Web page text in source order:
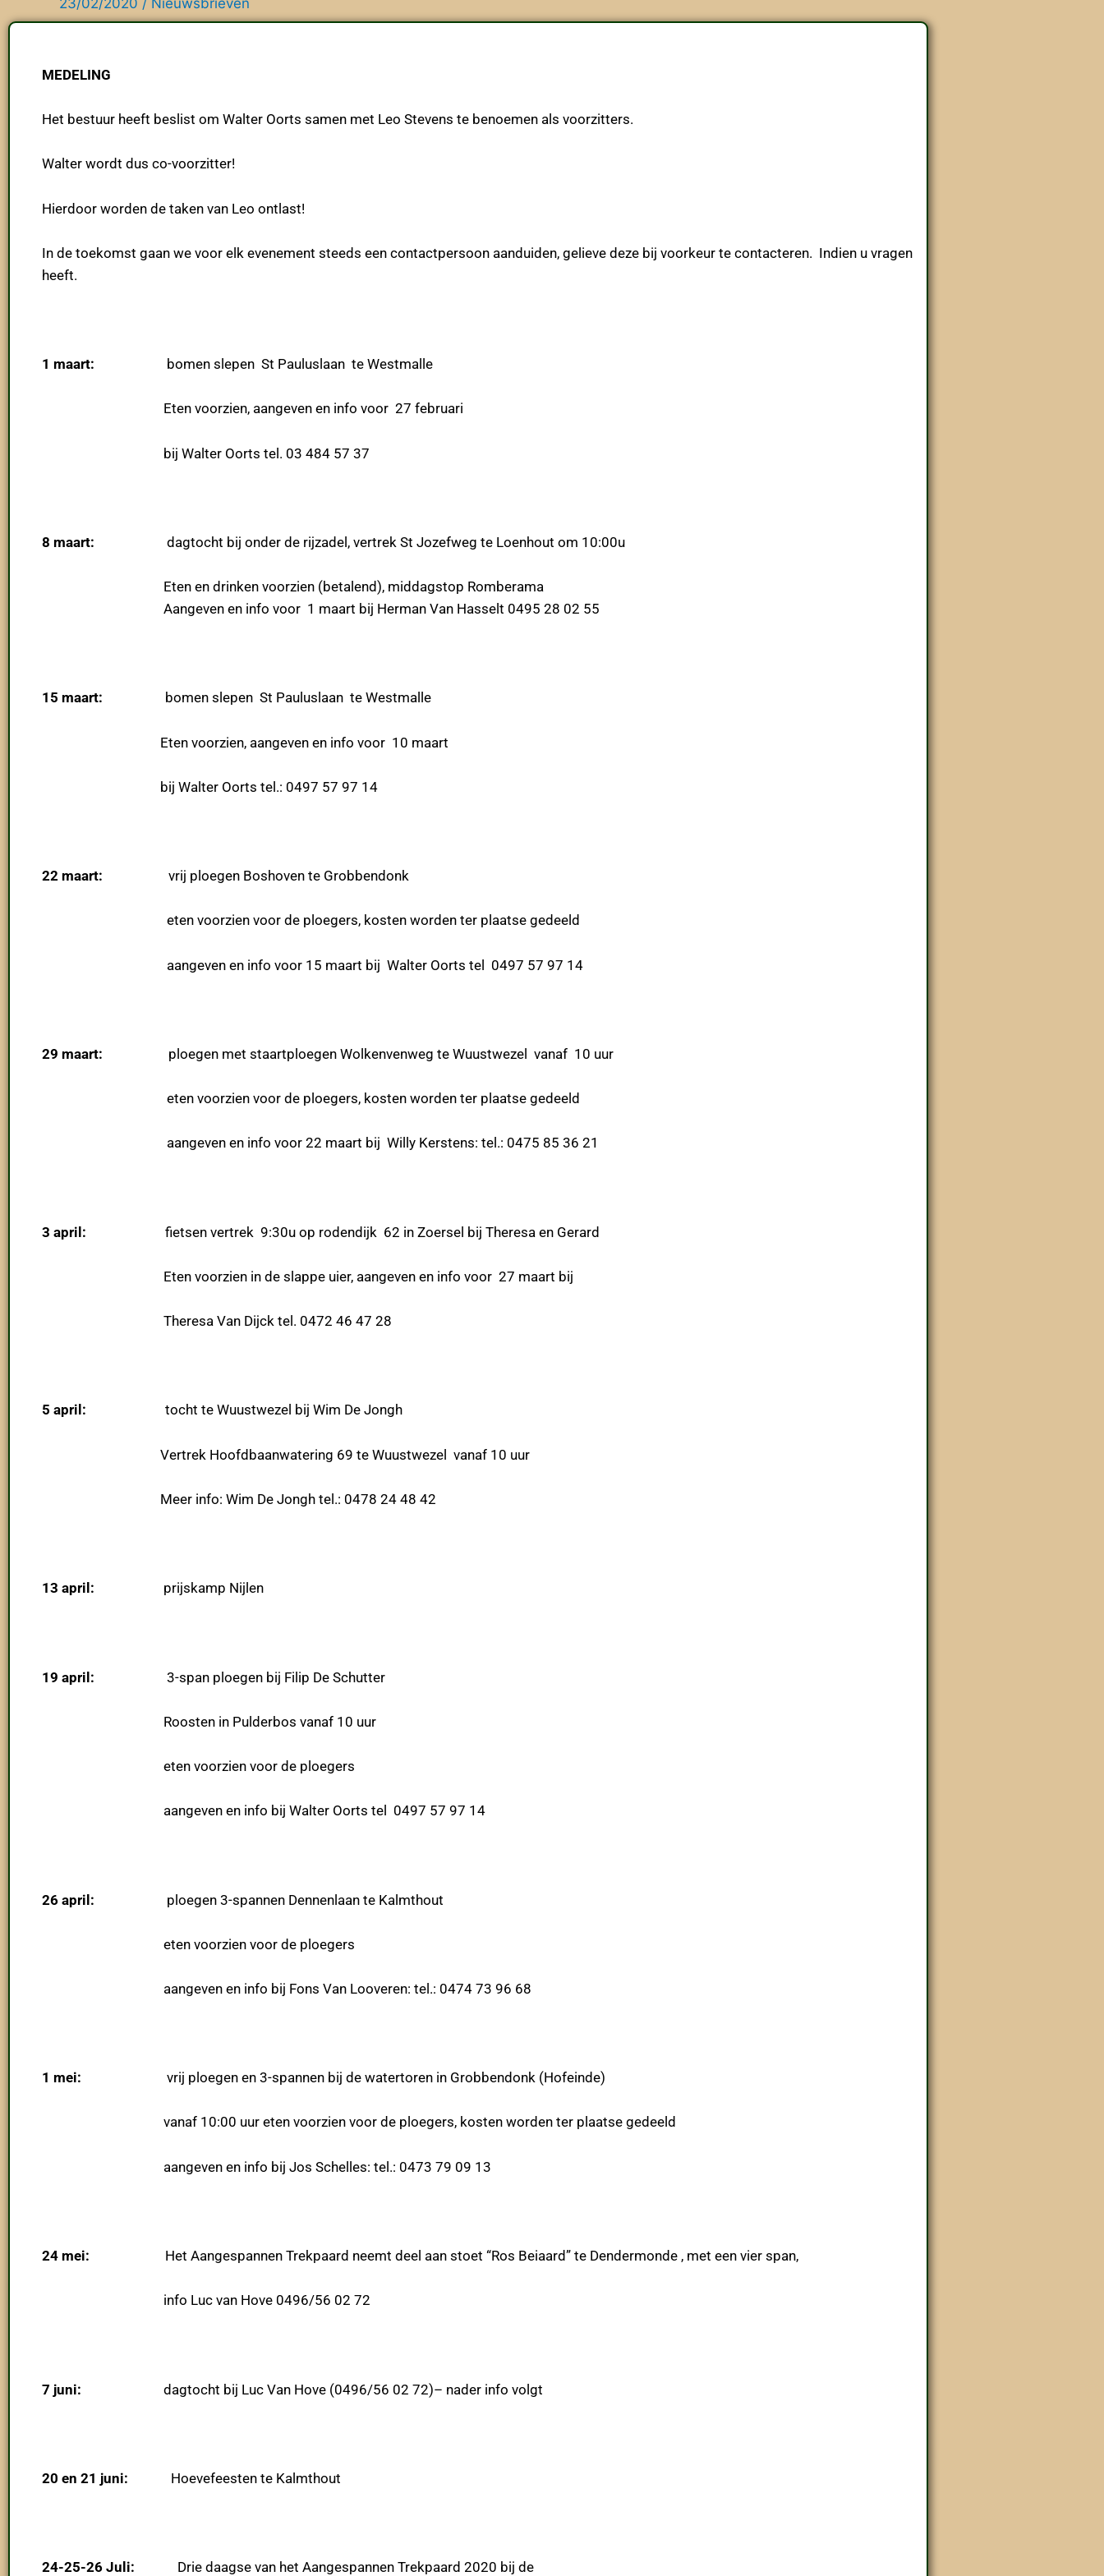
23/02/2020 / Nieuwsbrieven
MEDELING
Het bestuur heeft beslist om Walter Oorts samen met Leo Stevens te benoemen als voorzitters.
Walter wordt dus co-voorzitter!
Hierdoor worden de taken van Leo ontlast!
In de toekomst gaan we voor elk evenement steeds een contactpersoon aanduiden, gelieve deze bij voorkeur te contacteren. Indien u vragen
heeft.
1 maart: bomen slepen St Pauluslaan te Westmalle
Eten voorzien, aangeven en info voor 27 februari
bij Walter Oorts tel. 03 484 57 37
8 maart: dagtocht bij onder de rijzadel, vertrek St Jozefweg te Loenhout om 10:00u
Eten en drinken voorzien (betalend), middagstop Romberama
Aangeven en info voor 1 maart bij Herman Van Hasselt 0495 28 02 55
15 maart: bomen slepen St Pauluslaan te Westmalle
Eten voorzien, aangeven en info voor 10 maart
bij Walter Oorts tel.: 0497 57 97 14
22 maart: vrij ploegen Boshoven te Grobbendonk
eten voorzien voor de ploegers, kosten worden ter plaatse gedeeld
aangeven en info voor 15 maart bij Walter Oorts tel 0497 57 97 14
29 maart: ploegen met staartploegen Wolkenvenweg te Wuustwezel vanaf 10 uur
eten voorzien voor de ploegers, kosten worden ter plaatse gedeeld
aangeven en info voor 22 maart bij Willy Kerstens: tel.: 0475 85 36 21
3 april: fietsen vertrek 9:30u op rodendijk 62 in Zoersel bij Theresa en Gerard
Eten voorzien in de slappe uier, aangeven en info voor 27 maart bij
Theresa Van Dijck tel. 0472 46 47 28
5 april: tocht te Wuustwezel bij Wim De Jongh
Vertrek Hoofdbaanwatering 69 te Wuustwezel vanaf 10 uur
Meer info: Wim De Jongh tel.: 0478 24 48 42
13 april: prijskamp Nijlen
19 april: 3-span ploegen bij Filip De Schutter
Roosten in Pulderbos vanaf 10 uur
eten voorzien voor de ploegers
aangeven en info bij Walter Oorts tel 0497 57 97 14
26 april: ploegen 3-spannen Dennenlaan te Kalmthout
eten voorzien voor de ploegers
aangeven en info bij Fons Van Looveren: tel.: 0474 73 96 68
1 mei: vrij ploegen en 3-spannen bij de watertoren in Grobbendonk (Hofeinde)
vanaf 10:00 uur eten voorzien voor de ploegers, kosten worden ter plaatse gedeeld
aangeven en info bij Jos Schelles: tel.: 0473 79 09 13
24 mei: Het Aangespannen Trekpaard neemt deel aan stoet “Ros Beiaard” te Dendermonde , met een vier span,
info Luc van Hove 0496/56 02 72
7 juni: dagtocht bij Luc Van Hove (0496/56 02 72)– nader info volgt
20 en 21 juni: Hoevefeesten te Kalmthout
24-25-26 Juli: Drie daagse van het Aangespannen Trekpaard 2020 bij de